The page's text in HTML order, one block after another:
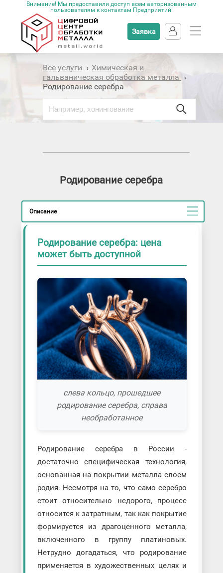
Внимание! Мы предоставили доступ всем авторизованным
пользователям к контактам Предприятий!
Заявка
Все услуги ›Химическая и
гальваническая обработка металла ›
Родирование серебра
Родирование серебра
Описание
Родирование серебра: цена
может быть доступной
слева кольцо, прошедшее
родирование серебра, справа
необработанное
Родирование серебра в России -
достаточно специфическая технология,
основанная на покрытии металла слоем
родия. Несмотря на то, что само серебро
стоит относительно недорого, процесс
относится к затратным, так как покрытие
формируется из драгоценного металла,
включенного в группу платиновых.
Нетрудно догадаться, что родирование
применяется в художественных целях и